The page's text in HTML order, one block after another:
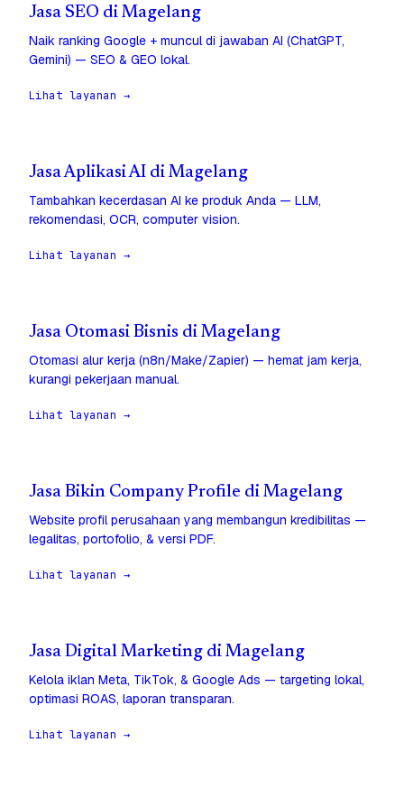
Jasa SEO di Magelang
Naik ranking Google + muncul di jawaban AI (ChatGPT,
Gemini) — SEO & GEO lokal.
Lihat layanan →
Jasa Aplikasi AI di Magelang
Tambahkan kecerdasan AI ke produk Anda — LLM,
rekomendasi, OCR, computer vision.
Lihat layanan →
Jasa Otomasi Bisnis di Magelang
Otomasi alur kerja (n8n/Make/Zapier) — hemat jam kerja,
kurangi pekerjaan manual.
Lihat layanan →
Jasa Bikin Company Profile di Magelang
Website profil perusahaan yang membangun kredibilitas —
legalitas, portofolio, & versi PDF.
Lihat layanan →
Jasa Digital Marketing di Magelang
Kelola iklan Meta, TikTok, & Google Ads — targeting lokal,
optimasi ROAS, laporan transparan.
Lihat layanan →